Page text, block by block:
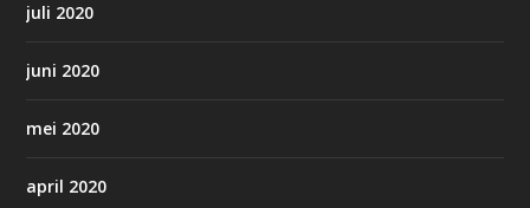
juli 2020
juni 2020
mei 2020
april 2020